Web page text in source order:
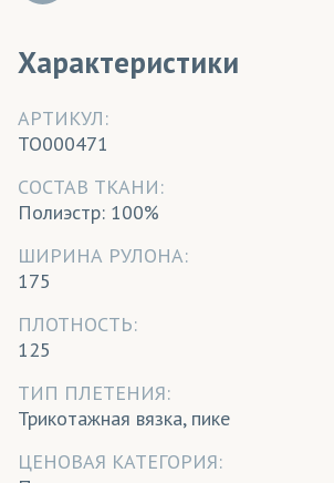
Характеристики
АРТИКУЛ:
TO000471
CОСТАВ ТКАНИ:
Полиэстр: 100%
ШИРИНА РУЛОНА:
175
ПЛОТНОСТЬ:
125
ТИП ПЛЕТЕНИЯ:
Трикотажная вязка, пике
ЦЕНОВАЯ КАТЕГОРИЯ: